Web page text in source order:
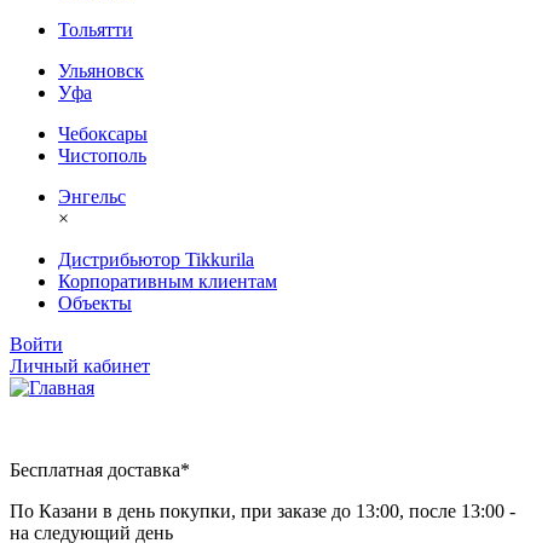
Тольятти
Ульяновск
Уфа
Чебоксары
Чистополь
Энгельс
×
Дистрибьютор Tikkurila
Корпоративным клиентам
Объекты
Войти
Личный кабинет
Бесплатная доставка*
По Казани в день покупки, при заказе до 13:00, после 13:00 -
на следующий день